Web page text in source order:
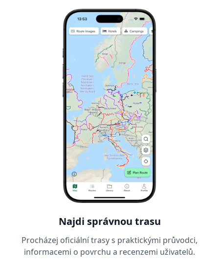
Najdi správnou trasu
Procházej oficiální trasy s praktickými průvodci,
informacemi o povrchu a recenzemi uživatelů.